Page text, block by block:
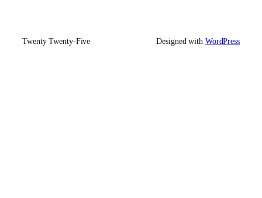
Twenty Twenty-Five Designed with WordPress